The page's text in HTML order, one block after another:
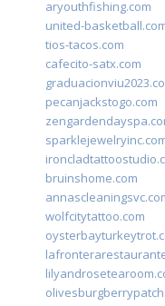
aryouthfishing.com
united-
tios-tacos.com
cafecito-satx.com
pecanjackstogo.com
bruinshome.com
wolfcitytattoo.com